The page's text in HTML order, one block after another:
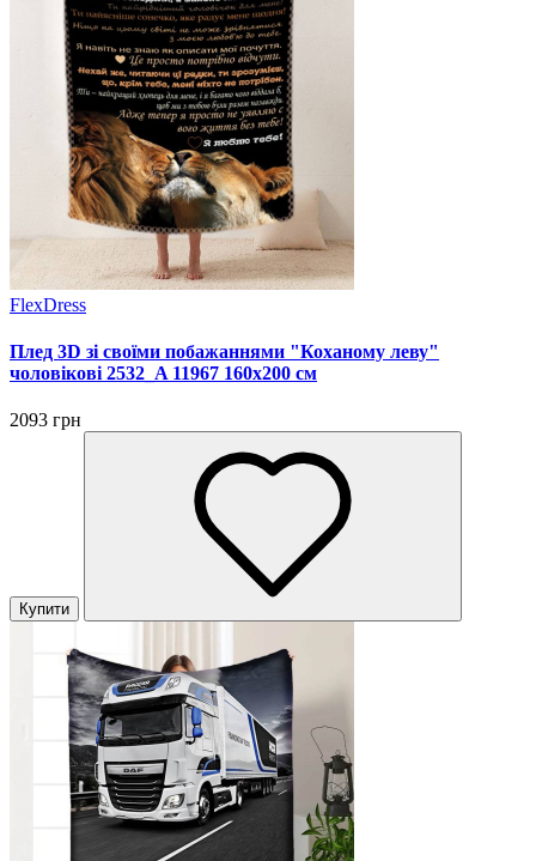
FlexDress
Плед 3D зі своїми побажаннями "Коханому леву"
чоловікові 2532_A 11967 160х200 см
2093 грн
Купити